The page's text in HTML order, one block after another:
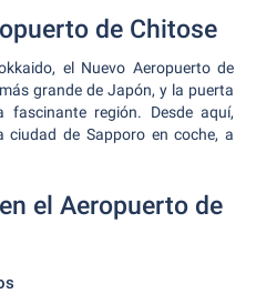
de Chitose
el Nuevo Aeropuerto de
grande de Japón, y la puerta
región. Desde aquí,
ciudad de Sapporo en coche, a
el Aeropuerto de